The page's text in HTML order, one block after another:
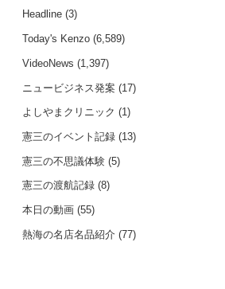
Headline (3)
Today's Kenzo (6,589)
VideoNews (1,397)
ニュービジネス発案 (17)
よしやまクリニック (1)
憲三のイベント記録 (13)
憲三の不思議体験 (5)
憲三の渡航記録 (8)
本日の動画 (55)
熱海の名店名品紹介 (77)